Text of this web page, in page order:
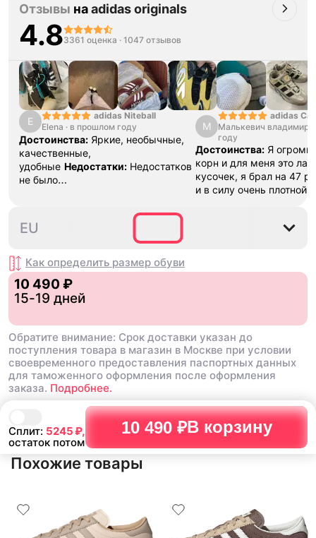
Сплит: 5245₽,
остаток потом
10 490 ₽В корзину
Найти бы их
Отзывы наadidas originals
4.83361 оценка · 1047 отзывов
E
adidas Niteball
Elena · в прошлом году
Достоинства: Яркие, необычные,
качественные,
удобные Недостатки: Недостатков
не было
упаковано
М
adidas
Малькевич владимир
году
Достоинства: Я
корн и для меня это
кусочек, я брал на 47
и в силу очень плотной
все в коробке .Это
замша , это все ,но это
38⅔
EU
Как определить размер обуви
10 490 ₽
15-19 дней
Обратите внимание: Срок доставки указан до
поступления товара в магазин в Москве при условии
своевременного предоставления паспортных данных
для таможенного оформления после оформления
заказа. Подробнее.
Похожие товары